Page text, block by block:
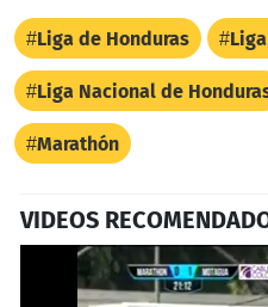
Liga de Honduras
Liga Nacional de
Marathón
VIDEOS